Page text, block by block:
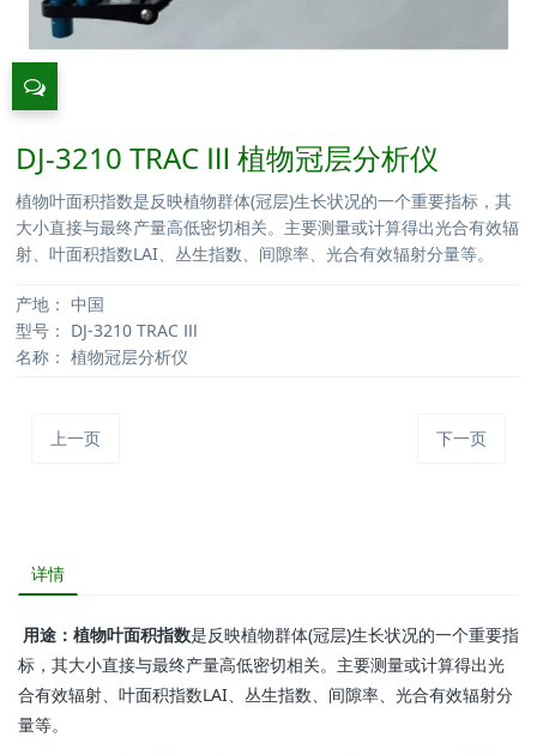
DJ-3210 TRAC Ⅲ 植物冠层分析仪
植物叶面积指数是反映植物群体(冠层)生长状况的一个重要指标，其
大小直接与最终产量高低密切相关。主要测量或计算得出光合有效辐
射、叶面积指数LAI、丛生指数、间隙率、光合有效辐射分量等。
产地： 中国
型号： DJ-3210 TRAC Ⅲ
名称： 植物冠层分析仪
上一页 下一页
详情
用途： 植物叶面积指数是反映植物群体(冠层)生长状况的一个重要指
标，其大小直接与最终产量高低密切相关。主要测量或计算得出光
合有效辐射、叶面积指数LAI、丛生指数、间隙率、光合有效辐射分
量等。